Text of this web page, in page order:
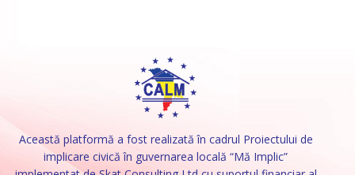
Această platformă a fost realizată în cadrul Proiectului de
implicare civică în guvernarea locală “Mă Implic”